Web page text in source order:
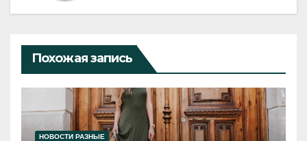
Похожая запись
НОВОСТИ РАЗНЫЕ